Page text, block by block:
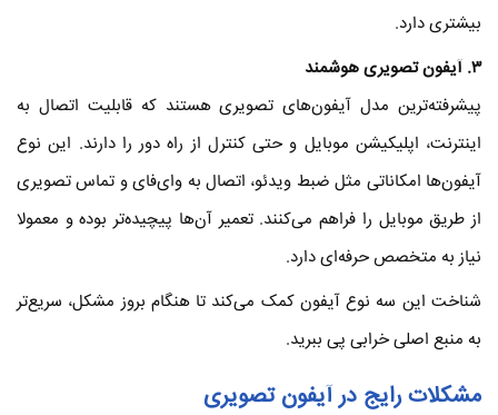
بیشتری دارد.
۳. آیفون تصویری هوشمند
پیشرفته‌ترین مدل آیفون‌های تصویری هستند که قابلیت اتصال به
اینترنت، اپلیکیشن موبایل و حتی کنترل از راه دور را دارند. این نوع
آیفون‌ها امکاناتی مثل ضبط ویدئو، اتصال به وای‌فای و تماس تصویری
از طریق موبایل را فراهم می‌کنند. تعمیر آن‌ها پیچیده‌تر بوده و معمولا
نیاز به متخصص حرفه‌ای دارد.
شناخت این سه نوع آیفون کمک می‌کند تا هنگام بروز مشکل، سریع‌تر
به منبع اصلی خرابی پی ببرید.
مشکلات رایج در آیفون تصویری